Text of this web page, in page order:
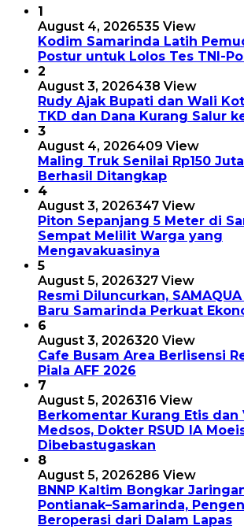
1
August 4, 2026535 View
Kodim Samarinda Latih
Postur untuk Lolos Tes TNI-
2
August 3, 2026438 View
Rudy Ajak Bupati dan Wali
TKD dan Dana Kurang Salur
3
August 4, 2026409 View
Maling Truk Senilai Rp150
Berhasil Ditangkap
4
August 3, 2026347 View
Piton Sepanjang 5 Meter di
Sempat Melilit Warga yang
Mengavakuasinya
5
August 5, 2026327 View
Resmi Diluncurkan,
Baru Samarinda Perkuat
6
August 3, 2026320 View
Cafe Busam Area Berlisensi
Piala AFF 2026
7
August 5, 2026316 View
Berkomentar Kurang Etis dan
Medsos, Dokter RSUD IA
Dibebastugaskan
8
August 5, 2026286 View
BNNP Kaltim Bongkar
Pontianak–Samarinda,
Beroperasi dari Dalam Lapas